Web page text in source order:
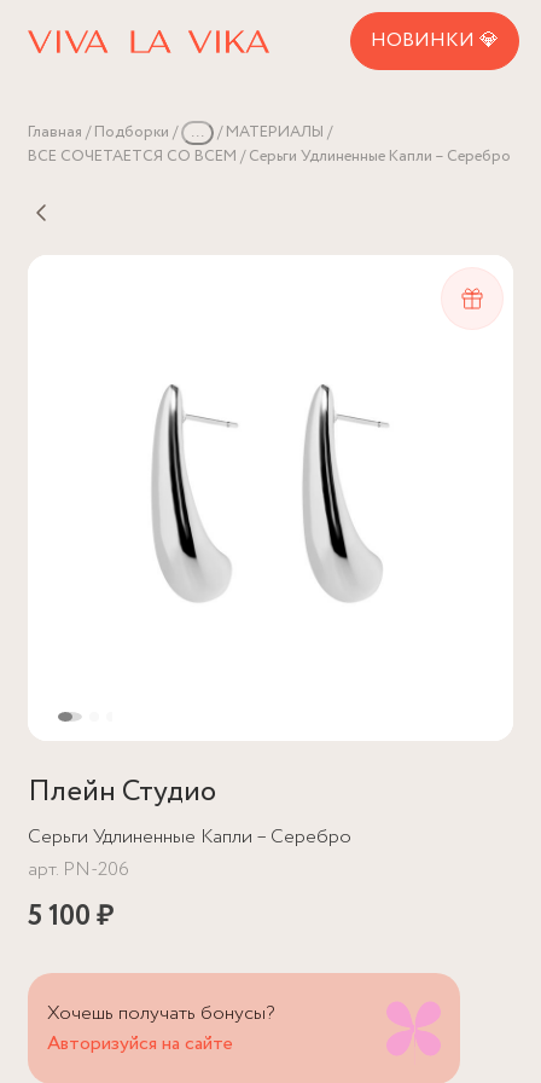
НОВИНКИ 💎
Главная Подборки ...
МАТЕРИАЛЫ
ВСЕ СОЧЕТАЕТСЯ СО ВСЕМ
Серьги Удлиненные Капли – Серебро
Плейн Студио
Серьги Удлиненные Капли – Серебро
арт. PN-206
5 100 ₽
Хочешь получать бонусы?
Авторизуйся на сайте